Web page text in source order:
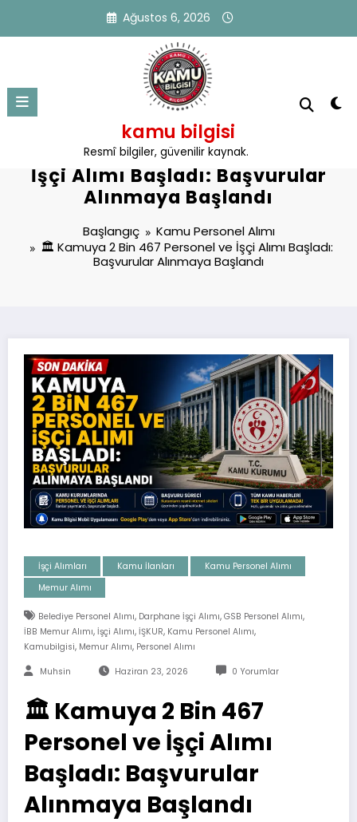
Ağustos 6, 2026
kamu bilgisi
Resmî bilgiler, güvenilir kaynak.
🏛️ Kamuya 2 Bin 467 Personel ve
İşçi Alımı Başladı: Başvurular
Alınmaya Başlandı
Başlangıç
Kamu Personel Alımı
🏛️ Kamuya 2 Bin 467 Personel ve İşçi Alımı Başladı:
Başvurular Alınmaya Başlandı
İşçi Alımları Kamu İlanları
Kamu Personel Alımı
Memur Alımı
Belediye Personel Alımı, Darphane İşçi Alımı, GSB Personel Alımı,
İBB Memur Alımı, İşçi Alımı, İŞKUR, Kamu Personel Alımı,
Kamubilgisi, Memur Alımı, Personel Alımı
Muhsin Haziran 23, 2026 0 Yorumlar
🏛️ Kamuya 2 Bin 467
Personel ve İşçi Alımı
Başladı: Başvurular
Alınmaya Başlandı